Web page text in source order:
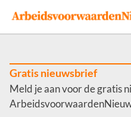
Events
Adverteren
Werkgevers
Contact
Gratis nieuwsbrief
Meld je aan voor de gratis